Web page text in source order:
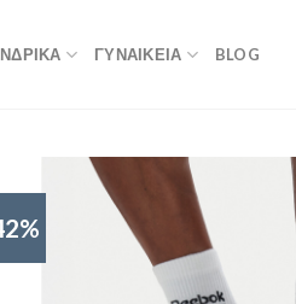
ΓΥΝΑΙΚΕΙΑ BLOG